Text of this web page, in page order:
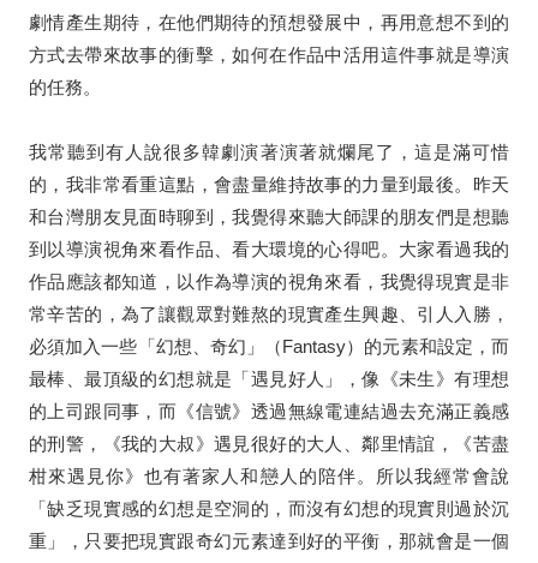
劇情產生期待，在他們期待的預想發展中，再用意想不到的
方式去帶來故事的衝擊，如何在作品中活用這件事就是導演
的任務。
我常聽到有人說很多韓劇演著演著就爛尾了，這是滿可惜
的，我非常看重這點，會盡量維持故事的力量到最後。昨天
和台灣朋友見面時聊到，我覺得來聽大師課的朋友們是想聽
到以導演視角來看作品、看大環境的心得吧。大家看過我的
作品應該都知道，以作為導演的視角來看，我覺得現實是非
常辛苦的，為了讓觀眾對難熬的現實產生興趣、引人入勝，
必須加入一些「幻想、奇幻」（ Fantasy）的元素和設定，而
最棒、最頂級的幻想就是「遇見好人」，像《未生》有理想
的上司跟同事，而《信號》透過無線電連結過去充滿正義感
的刑警，《我的大叔》遇見很好的大人、鄰里情誼，《苦盡
柑來遇見你》也有著家人和戀人的陪伴。所以我經常會說
「缺乏現實感的幻想是空洞的，⽽沒有幻想的現實則過於沉
重」，只要把現實跟奇幻元素達到好的平衡，那就會是一個